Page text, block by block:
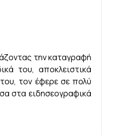
την καταγραφή
του, αποκλειστικά
τον έφερε σε πολύ
στα ειδησεογραφικά